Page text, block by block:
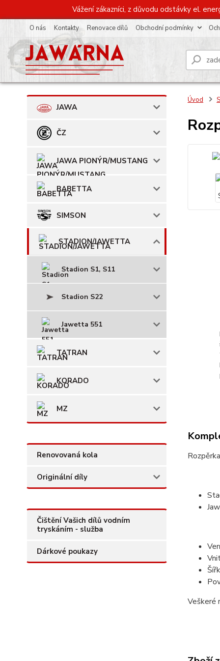
Vážení zákazníci, z důvodu odstávky el.
O nás Kontakty Renovace dílů Obchodní podmínky
JAWA
ČZ
JAWA PIONÝR/MUSTANG
BABETTA
SIMSON
STADION/JAWETTA
Stadion S1, S11
Stadion S22
Jawetta 551
TATRAN
KORADO
MZ
Renovovaná kola
Originální díly
Čištění Vašich dílů vodním
tryskáním - služba
Dárkové poukazy
Úvod
Veškeré